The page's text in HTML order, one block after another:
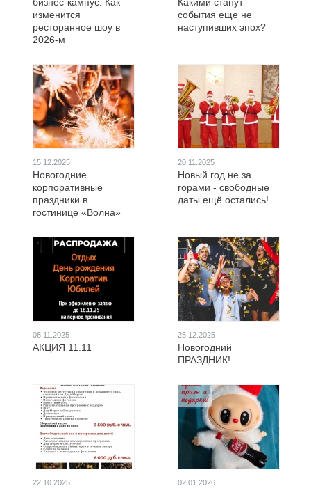
изменится
ресторанное шоу в
2026-м
события еще не
наступивших эпох?
15.12.2025
Новогодние
корпоративные
праздники в
гостинице «Волна»
20.11.2025
Новый год не за
горами - свободные
даты ещё остались!
08.11.2025
АКЦИЯ 11.11
25.12.2025
Новогодний
ПРАЗДНИК!
22.10.2025 02.01.2026